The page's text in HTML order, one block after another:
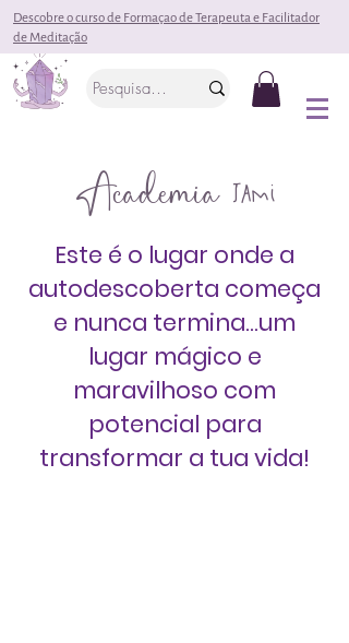
Descobre o curso de Formaçao de Terapeuta e Facilitador
de Meditação
Academia Jami
Este é o lugar onde a
autodescoberta começa
e nunca termina...um
lugar mágico e
maravilhoso com
potencial para
transformar a tua vida!